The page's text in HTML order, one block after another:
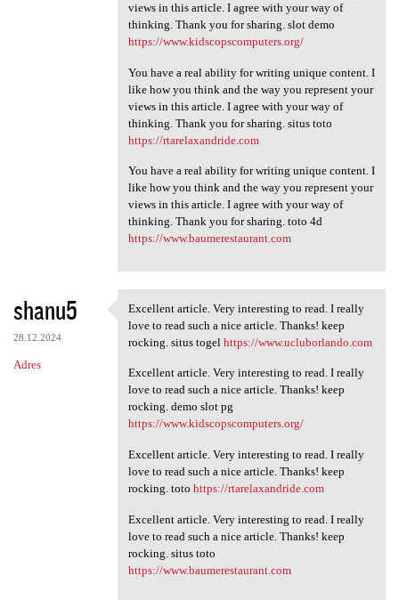
views in this article. I agree with your way of
thinking. Thank you for sharing. slot demo
https://www.kidscopscomputers.org/
You have a real ability for writing unique content. I
like how you think and the way you represent your
views in this article. I agree with your way of
thinking. Thank you for sharing. situs toto
https://rtarelaxandride.com
You have a real ability for writing unique content. I
like how you think and the way you represent your
views in this article. I agree with your way of
thinking. Thank you for sharing. toto 4d
https://www.baumerestaurant.com
shanu5
28.12.2024
Adres
Excellent article. Very
Excellent article. Very interesting to read. I really
love to read such a nice article. Thanks! keep
rocking. situs togel https://www.ucluborlando.com
Excellent article. Very interesting to read. I really
love to read such a nice article. Thanks! keep
rocking. demo slot pg
https://www.kidscopscomputers.org/
Excellent article. Very interesting to read. I really
love to read such a nice article. Thanks! keep
rocking. toto https://rtarelaxandride.com
Excellent article. Very interesting to read. I really
love to read such a nice article. Thanks! keep
rocking. situs toto
https://www.baumerestaurant.com